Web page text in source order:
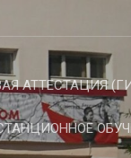
АТТЕСТАЦИЯ